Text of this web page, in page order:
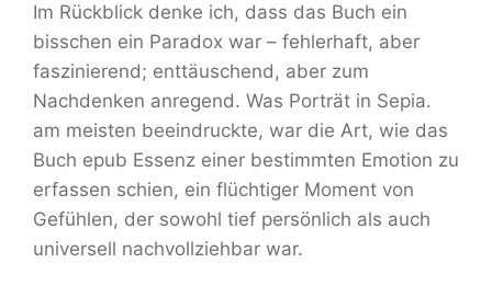
Im Rückblick denke ich, dass das Buch ein
bisschen ein Paradox war – fehlerhaft, aber
faszinierend; enttäuschend, aber zum
Nachdenken anregend. Was Porträt in Sepia.
am meisten beeindruckte, war die Art, wie das
Buch epub Essenz einer bestimmten Emotion zu
erfassen schien, ein flüchtiger Moment von
Gefühlen, der sowohl tief persönlich als auch
universell nachvollziehbar war.